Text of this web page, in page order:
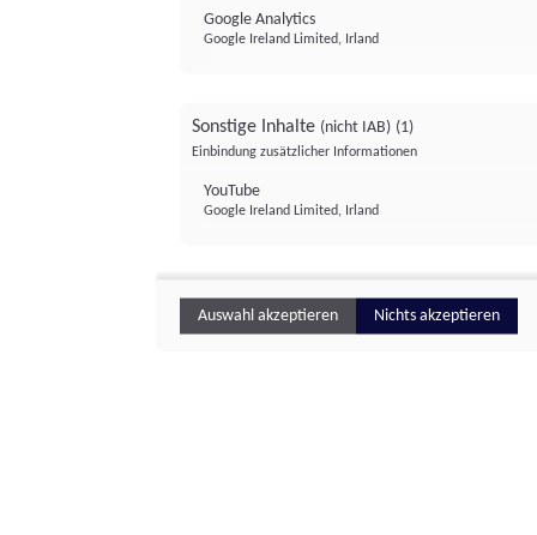
Google Analytics
Google Ireland Limited, Irland
Sonstige Inhalte (nicht IAB) (1)
Einbindung zusätzlicher Informationen
YouTube
Google Ireland Limited, Irland
Auswahl akzeptieren Nichts akzeptieren